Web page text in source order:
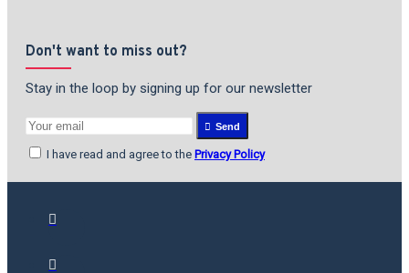
Don't want to miss out?
Stay in the loop by signing up for our newsletter
Send
I have read and agree to the Privacy Policy